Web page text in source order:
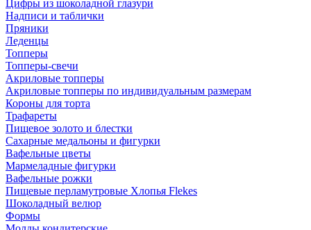
Цифры из шоколадной глазури
Надписи и таблички
Пряники
Леденцы
Топперы
Топперы-свечи
Акриловые топперы
Акриловые топперы по индивидуальным размерам
Короны для торта
Трафареты
Пищевое золото и блестки
Сахарные медальоны и фигурки
Вафельные цветы
Мармеладные фигурки
Вафельные рожки
Пищевые перламутровые Хлопья Flekes
Шоколадный велюр
Формы